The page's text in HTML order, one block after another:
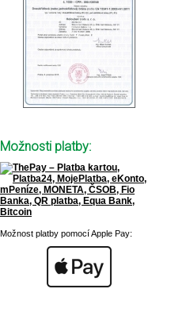
Možnosti platby:
Možnost platby pomocí Apple Pay: